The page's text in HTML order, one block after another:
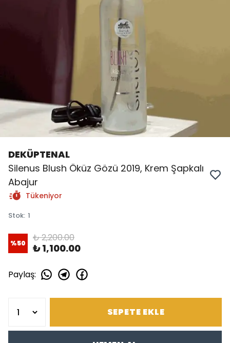
DEKÜPTENAL
Silenus Blush Öküz Gözü 2019, Krem Şapkalı
Abajur
Tükeniyor
Stok: 1
%50 ₺ 2,200.00
₺ 1,100.00
Paylaş:
SEPETE EKLE